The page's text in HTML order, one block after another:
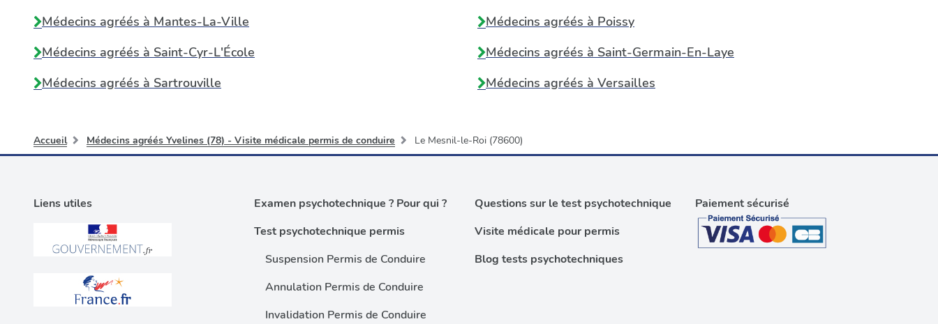
Médecins agréés à Mantes-La-Ville Médecins agréés à Poissy
Médecins agréés à Saint-Cyr-L'École Médecins agréés à Saint-Germain-En-Laye
Médecins agréés à Sartrouville Médecins agréés à Versailles
Accueil Médecins agréés Yvelines (78) - Visite médicale permis de conduire Le Mesnil-le-Roi (78600)
Liens utiles
Examen psychotechnique ? Pour qui ?
Test psychotechnique permis
Suspension Permis de Conduire
Annulation Permis de Conduire
Invalidation Permis de Conduire
Questions sur le test psychotechnique
Visite médicale pour permis
Blog tests psychotechniques
Paiement sécurisé